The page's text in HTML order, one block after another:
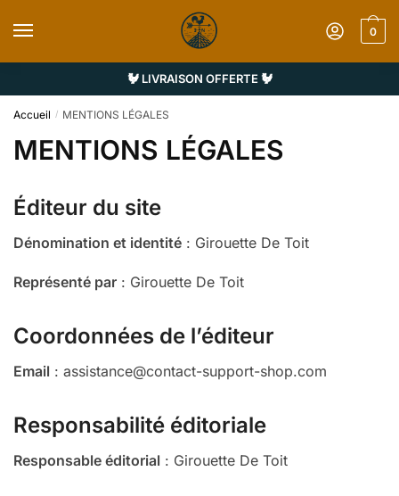
0
🐓 LIVRAISON OFFERTE 🐓
Accueil / MENTIONS LÉGALES
MENTIONS LÉGALES
Éditeur du site
Dénomination et identité : Girouette De Toit
Représenté par : Girouette De Toit
Coordonnées de l’éditeur
Email : assistance@contact-support-shop.com
Responsabilité éditoriale
Responsable éditorial : Girouette De Toit